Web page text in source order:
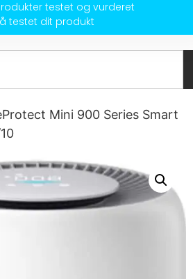
testet og vurderet
testet dit produkt
Mini 900 Series Smart